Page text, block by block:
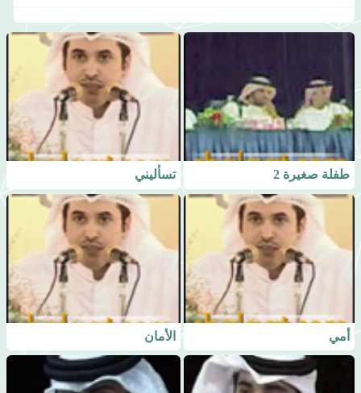
طفلة صغيرة 2 تسأليني
أمي الأمان